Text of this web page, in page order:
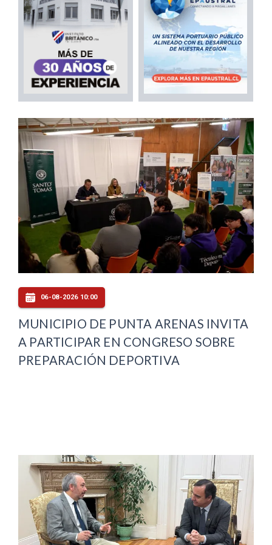
06-08-2026 10:00
MUNICIPIO DE PUNTA ARENAS INVITA
A PARTICIPAR EN CONGRESO SOBRE
PREPARACIÓN DEPORTIVA